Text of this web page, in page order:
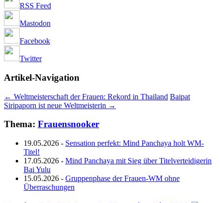
RSS Feed
Mastodon
Facebook
Twitter
Artikel-Navigation
← Weltmeisterschaft der Frauen: Rekord in Thailand Baipat
Siripaporn ist neue Weltmeisterin →
Thema: Frauensnooker
19.05.2026 - Sensation perfekt: Mind Panchaya holt WM-
Titel!
17.05.2026 - Mind Panchaya mit Sieg über Titelverteidigerin
Bai Yulu
15.05.2026 - Gruppenphase der Frauen-WM ohne
Überraschungen